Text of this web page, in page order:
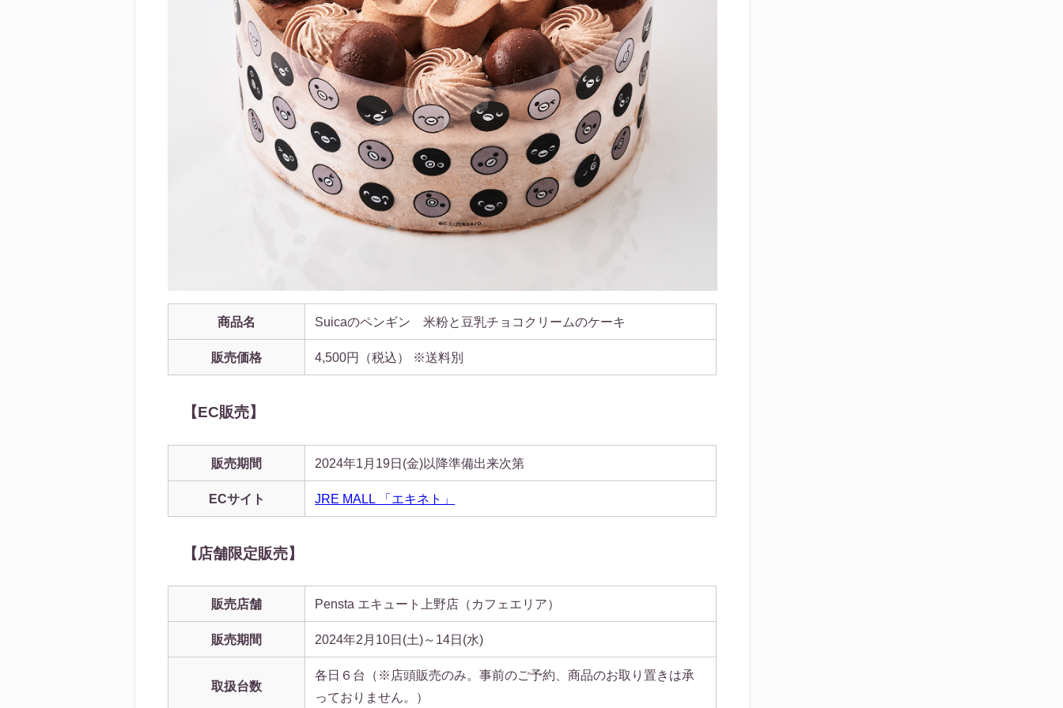
商品名 Suicaのペンギン 米粉と豆乳チョコクリームのケーキ
販売価格 4,500円（税込） ※送料別
【EC販売】
販売期間 2024年1月19日(金)以降準備出来次第
ECサイト JRE MALL 「エキネト」
【店舗限定販売】
販売店舗 Pensta エキュート上野店（カフェエリア）
販売期間 2024年2月10日(土)～14日(水)
取扱台数
各日６台（※店頭販売のみ。事前のご予約、商品のお取り置きは承
っておりません。）